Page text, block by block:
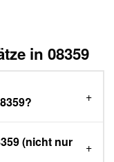
in 08359
(nicht nur